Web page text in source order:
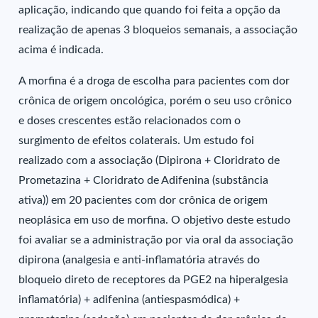
aplicação, indicando que quando foi feita a opção da
realização de apenas 3 bloqueios semanais, a associação
acima é indicada.
A morfina é a droga de escolha para pacientes com dor
crônica de origem oncológica, porém o seu uso crônico
e doses crescentes estão relacionados com o
surgimento de efeitos colaterais. Um estudo foi
realizado com a associação (Dipirona + Cloridrato de
Prometazina + Cloridrato de Adifenina (substância
ativa)) em 20 pacientes com dor crônica de origem
neoplásica em uso de morfina. O objetivo deste estudo
foi avaliar se a administração por via oral da associação
dipirona (analgesia e anti-inflamatória através do
bloqueio direto de receptores da PGE2 na hiperalgesia
inflamatória) + adifenina (antiespasmódica) +